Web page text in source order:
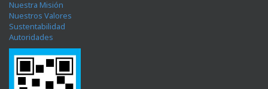
Nuestra Misión
Nuestros Valores
Sustentabilidad
Autoridades